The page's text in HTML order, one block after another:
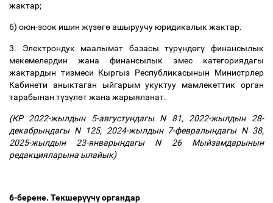
жактар;
6) оюн-зоок ишин жүзөгөашыруучу юридикалык жактар.
3. Электрондук маалымат базасы түрүндөгү финансылык
мекемелердин жана финансылык эмес категориядагы
жактардын тизмеси Кыргыз Республикасынын Министрлер
Кабинети аныктаган ыйгарым укуктуу мамлекеттик орган
тарабынан түзүлөт жана жарыяланат.
(КР 2022-жылдын 5-августундагы N 81, 2022-жылдын 28-
декабрындагы N 125, 2024-жылдын 7-февралындагы N 38,
2025-жылдын 23-январындагы N 26Мыйзамдарынын
редакцияларына ылайык)
6-берене. Текшерүүчүоргандар